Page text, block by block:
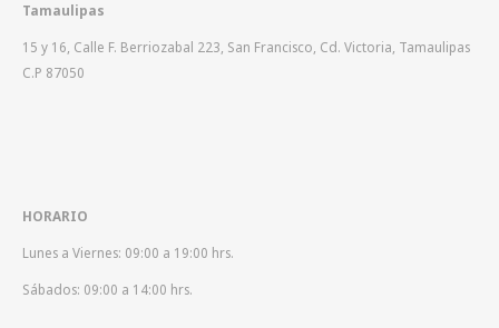
Tamaulipas
15 y 16, Calle F. Berriozabal 223, San Francisco, Cd. Victoria, Tamaulipas
C.P 87050
HORARIO
Lunes a Viernes: 09:00 a 19:00 hrs.
Sábados: 09:00 a 14:00 hrs.